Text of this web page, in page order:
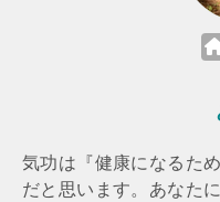
気功は『健康になるた
だと思います。あなた